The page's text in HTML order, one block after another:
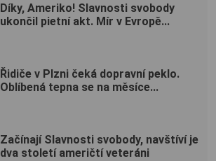
Díky, Ameriko! Slavnosti svobody
ukončil pietní akt. Mír v Evropě...
Řidiče v Plzni čeká dopravní peklo.
Oblíbená tepna se na měsíce...
Začínají Slavnosti svobody, navštíví je
dva století američtí veteráni